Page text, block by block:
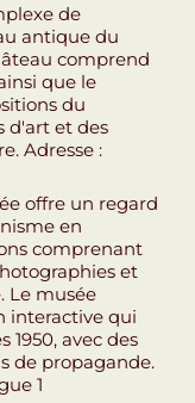
de
antique du
comprend
que le
du
d'art et des
Adresse :
offre un regard
en
comprenant
et
Le musée
interactive qui
avec des
de propagande.
1